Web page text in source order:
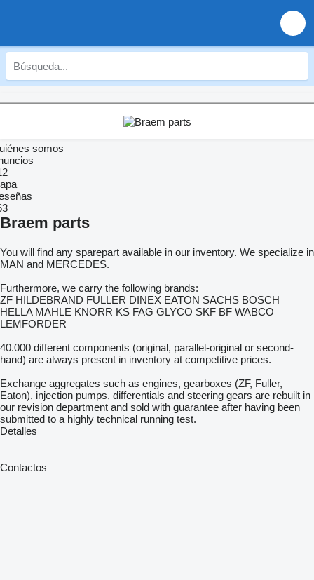
somos
Braem parts
You will find any sparepart available in our inventory. We specialize in
MAN and MERCEDES.
Furthermore, we carry the following brands:
ZF HILDEBRAND FULLER DINEX EATON SACHS BOSCH
HELLA MAHLE KNORR KS FAG GLYCO SKF BF WABCO
LEMFORDER
40.000 different components (original, parallel-original or second-
hand) are always present in inventory at competitive prices.
Exchange aggregates such as engines, gearboxes (ZF, Fuller,
Eaton), injection pumps, differentials and steering gears are rebuilt in
our revision department and sold with guarantee after having been
submitted to a highly technical running test.
Detalles
Contactos